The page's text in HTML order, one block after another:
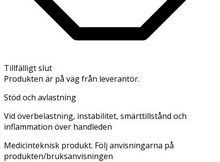
Tillfälligt slut
Produkten är på väg från leverantör.
Stöd och avlastning
Vid överbelastning, instabilitet, smärttillstånd och
inflammation över handleden
Medicinteknisk produkt. Följ anvisningarna på
produkten/bruksanvisningen